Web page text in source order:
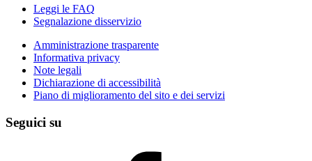
Leggi le FAQ
Segnalazione disservizio
Amministrazione trasparente
Informativa privacy
Note legali
Dichiarazione di accessibilità
Piano di miglioramento del sito e dei servizi
Seguici su